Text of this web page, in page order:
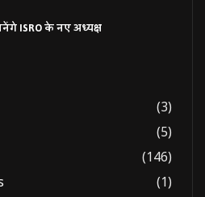
ISRO के नए अध्यक्ष
(3)
(5)
(146)
(1)